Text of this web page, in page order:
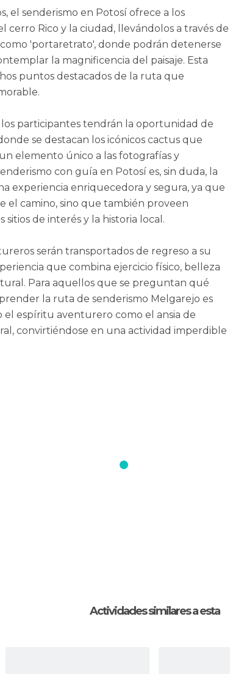
el senderismo en Potosí ofrece a los
cerro Rico y la ciudad, llevándolos a través de
'portaretrato', donde podrán detenerse
la magnificencia del paisaje. Esta
puntos destacados de la ruta que
participantes tendrán la oportunidad de
se destacan los icónicos cactus que
elemento único a las fotografías y
con guía en Potosí es, sin duda, la
experiencia enriquecedora y segura, ya que
el camino, sino que también proveen
de interés y la historia local.
serán transportados de regreso a su
que combina ejercicio físico, belleza
Para aquellos que se preguntan qué
la ruta de senderismo Melgarejo es
el espíritu aventurero como el ansia de
convirtiéndose en una actividad imperdible
Actividades similares a esta